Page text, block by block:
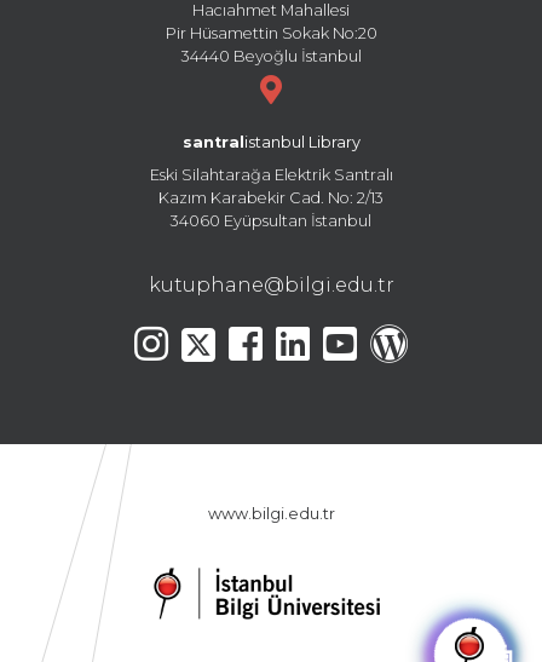
Hacıahmet Mahallesi
Pir Hüsamettin Sokak No:20
34440 Beyoğlu İstanbul
santral istanbul Library
Eski Silahtarağa Elektrik Santralı
Kazım Karabekir Cad. No: 2/13
34060 Eyüpsultan İstanbul
kutuphane@bilgi.edu.tr
www.bilgi.edu.tr